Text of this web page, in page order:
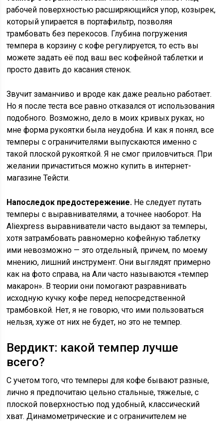
рабочей поверхностью расширяющийся упор, козырек,
который упирается в портафильтр, позволяя
трамбовать без перекосов. Глубина погружения
темпера в корзину с кофе регулируется, то есть вы
можете задать её под ваш вес кофейной таблетки и
просто давить до касания стенок.
Звучит заманчиво и вроде как даже реально работает.
Но я после теста все равно отказался от использования
подобного. Возможно, дело в моих кривых руках, но
мне форма рукоятки была неудобна. И как я понял, все
темперы с ограничителями выпускаются именно с
такой плоской рукояткой. Я не смог приловчиться. При
желании причаститься можно купить в интернет-
магазине Тейсти.
Напоследок предостережение. Не следует путать
темперы с выравнивателями, а точнее наоборот. На
Aliexpress выравниватели часто выдают за темперы,
хотя затрамбовать равномерно кофейную таблетку
ими невозможно — это отдельный, причем, по моему
мнению, лишний инструмент. Они выглядят примерно
как на фото справа, на Али часто называются «темпер
макарон». В теории они помогают разравнивать
исходную кучку кофе перед непосредственной
трамбовкой. Нет, я не говорю, что ими пользоваться
нельзя, хуже от них не будет, но это не темпер.
Вердикт: какой темпер лучше
всего?
С учетом того, что темперы для кофе бывают разные,
лично я предпочитаю цельно стальные, тяжелые, с
плоской поверхностью под удобный, классический
хват. Динамометрические и с ограничителем не